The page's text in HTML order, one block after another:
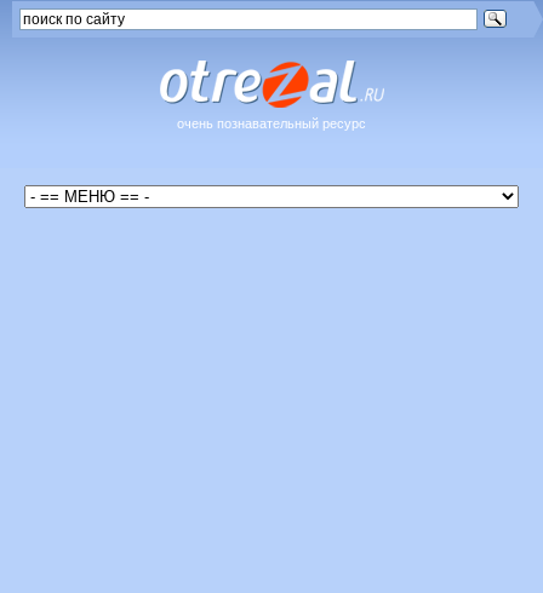
очень познавательный ресурс